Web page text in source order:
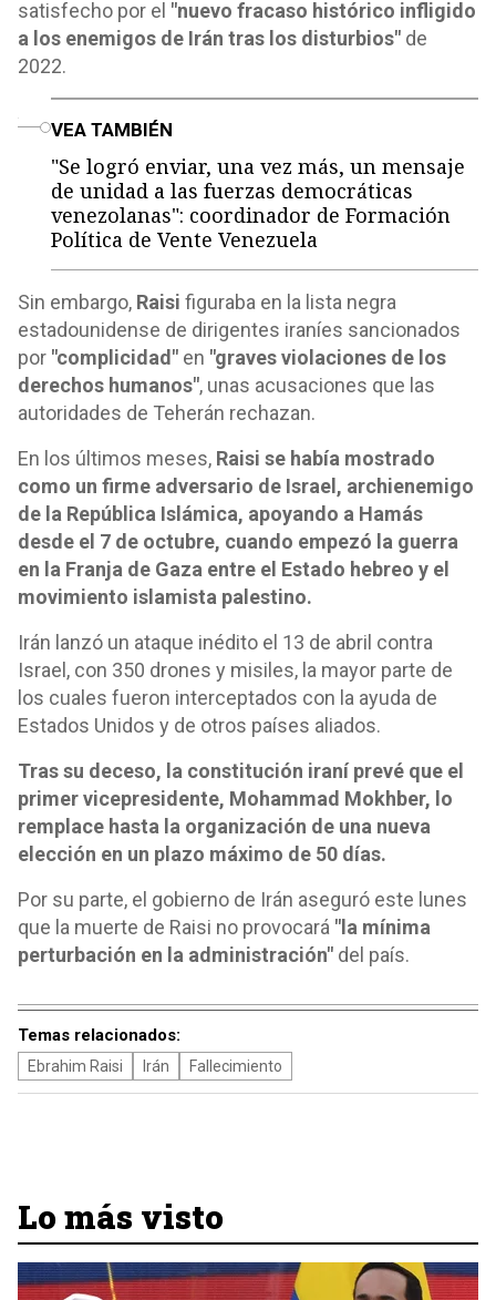
satisfecho por el "nuevo fracaso histórico infligido
a los enemigos de Irán tras los disturbios" de
2022.
VEA TAMBIÉN
"Se logró enviar, una vez más, un mensaje
de unidad a las fuerzas democráticas
venezolanas": coordinador de Formación
Política de Vente Venezuela
Sin embargo, Raisi figuraba en la lista negra
estadounidense de dirigentes iraníes sancionados
por "complicidad" en "graves violaciones de los
derechos humanos", unas acusaciones que las
autoridades de Teherán rechazan.
En los últimos meses, Raisi se había mostrado
como un firme adversario de Israel, archienemigo
de la República Islámica, apoyando a Hamás
desde el 7 de octubre, cuando empezó la guerra
en la Franja de Gaza entre el Estado hebreo y el
movimiento islamista palestino.
Irán lanzó un ataque inédito el 13 de abril contra
Israel, con 350 drones y misiles, la mayor parte de
los cuales fueron interceptados con la ayuda de
Estados Unidos y de otros países aliados.
Tras su deceso, la constitución iraní prevé que el
primer vicepresidente, Mohammad Mokhber, lo
remplace hasta la organización de una nueva
elección en un plazo máximo de 50 días.
Por su parte, el gobierno de Irán aseguró este lunes
que la muerte de Raisi no provocará "la mínima
perturbación en la administración" del país.
Temas relacionados:
Ebrahim Raisi Irán Fallecimiento
Lo más visto